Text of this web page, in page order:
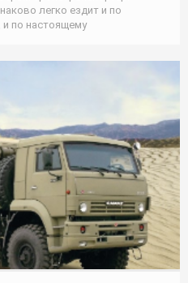
легко ездит и по
по настоящему